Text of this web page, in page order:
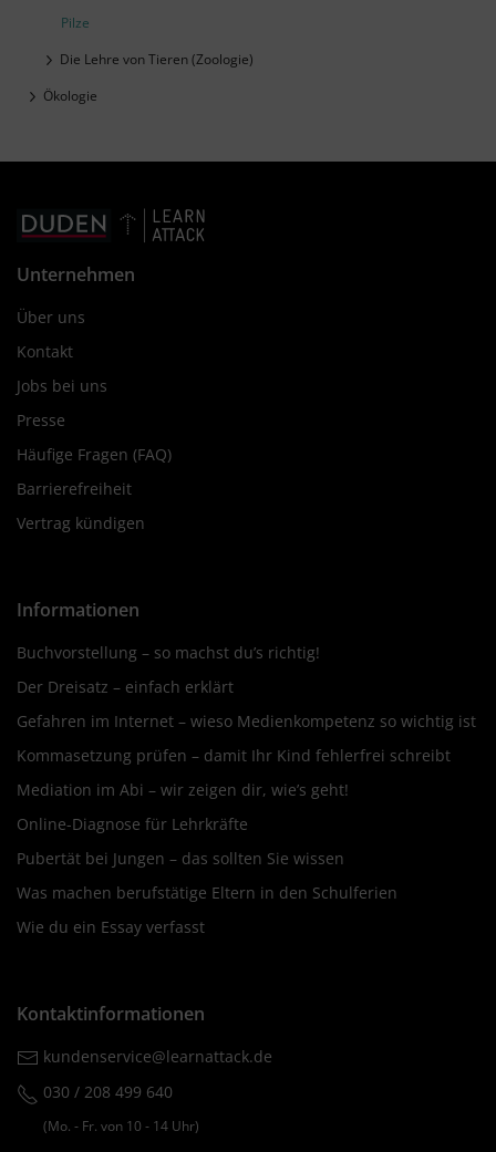
Pilze
Die Lehre von Tieren (Zoologie)
Ökologie
Unternehmen
Über uns
Kontakt
Jobs bei uns
Presse
Häufige Fragen (FAQ)
Barrierefreiheit
Vertrag kündigen
Informationen
Buchvorstellung – so machst du’s richtig!
Der Dreisatz – einfach erklärt
Gefahren im Internet – wieso Medienkompetenz so wichtig ist
Kommasetzung prüfen – damit Ihr Kind fehlerfrei schreibt
Mediation im Abi – wir zeigen dir, wie’s geht!
Online-Diagnose für Lehrkräfte
Pubertät bei Jungen – das sollten Sie wissen
Was machen berufstätige Eltern in den Schulferien
Wie du ein Essay verfasst
Kontaktinformationen
kundenservice@learnattack.de
030 / 208 499 640
(Mo. ‐ Fr. von 10 ‐ 14 Uhr)